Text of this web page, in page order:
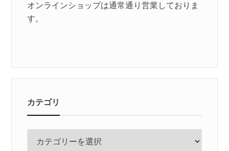
オンラインショップは通常通り営業しておりま
す。
カテゴリ